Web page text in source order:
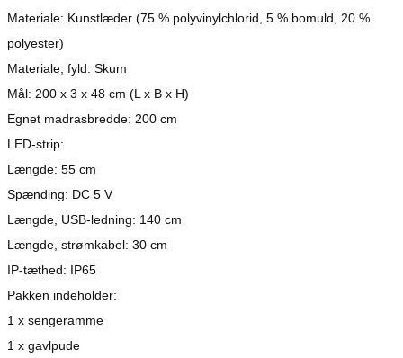
Materiale: Kunstlæder (75 % polyvinylchlorid, 5 % bomuld, 20 %
polyester)
Materiale, fyld: Skum
Mål: 200 x 3 x 48 cm (L x B x H)
Egnet madrasbredde: 200 cm
LED-strip:
Længde: 55 cm
Spænding: DC 5 V
Længde, USB-ledning: 140 cm
Længde, strømkabel: 30 cm
IP-tæthed: IP65
Pakken indeholder:
1 x sengeramme
1 x gavlpude